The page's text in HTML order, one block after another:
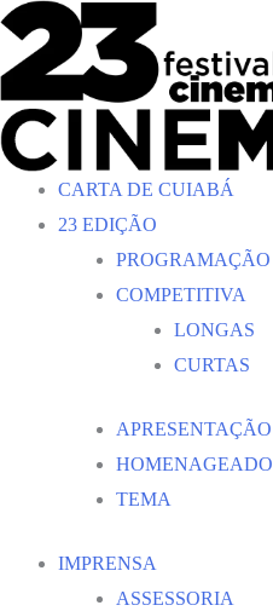
Ir
para
conteúdo
CARTA DE CUIABÁ
23 EDIÇÃO
PROGRAMAÇÃO
COMPETITIVA
LONGAS
CURTAS
APRESENTAÇÃO
HOMENAGEADO
TEMA
IMPRENSA
ASSESSORIA